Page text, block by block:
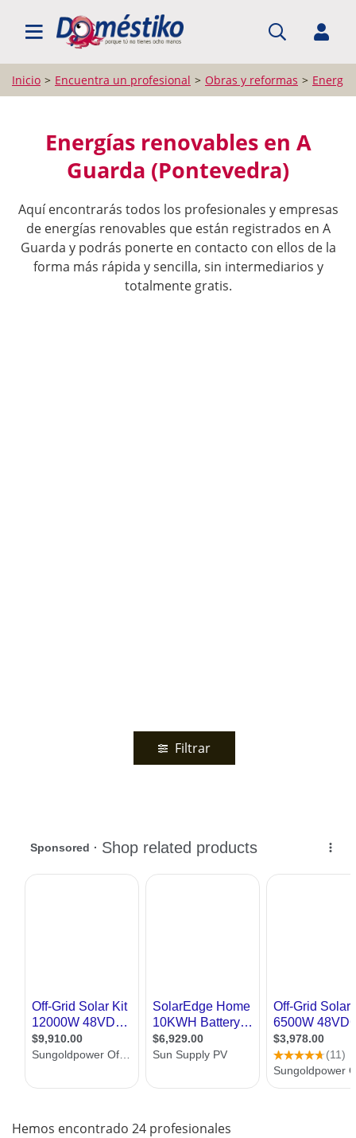
BUSCAR PROFESIONALES
Inicio Encuentra un profesional Obras y reformas
Energías renovables en A
Guarda (Pontevedra)
Aquí encontrarás todos los profesionales y empresas
de energías renovables que están registrados en A
Guarda y podrás ponerte en contacto con ellos de la
forma más rápida y sencilla, sin intermediarios y
totalmente gratis.
Filtrar
Hemos encontrado 24 profesionales